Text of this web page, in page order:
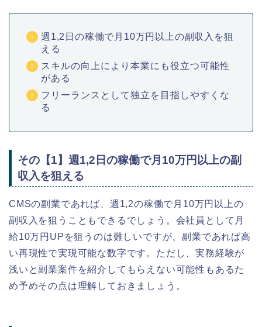
週1,2日の稼働で月10万円以上の副収入を狙
える
スキルの向上により本業にも役立つ可能性
がある
フリーランスとして独立を目指しやすくな
る
その【1】週1,2日の稼働で月10万円以上の副
収入を狙える
CMSの副業であれば、週1,2の稼働で月10万円以上の
副収入を狙うこともできるでしょう。会社員として月
給10万円UPを狙うのは難しいですが、副業であれば高
い再現性で実現可能な数字です。ただし、実務経験が
浅いと副業案件を紹介してもらえない可能性もあるた
め予めその点は理解しておきましょう。